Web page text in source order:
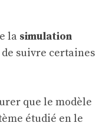
la simulation
suivre certaines
que le modèle
étudié en le